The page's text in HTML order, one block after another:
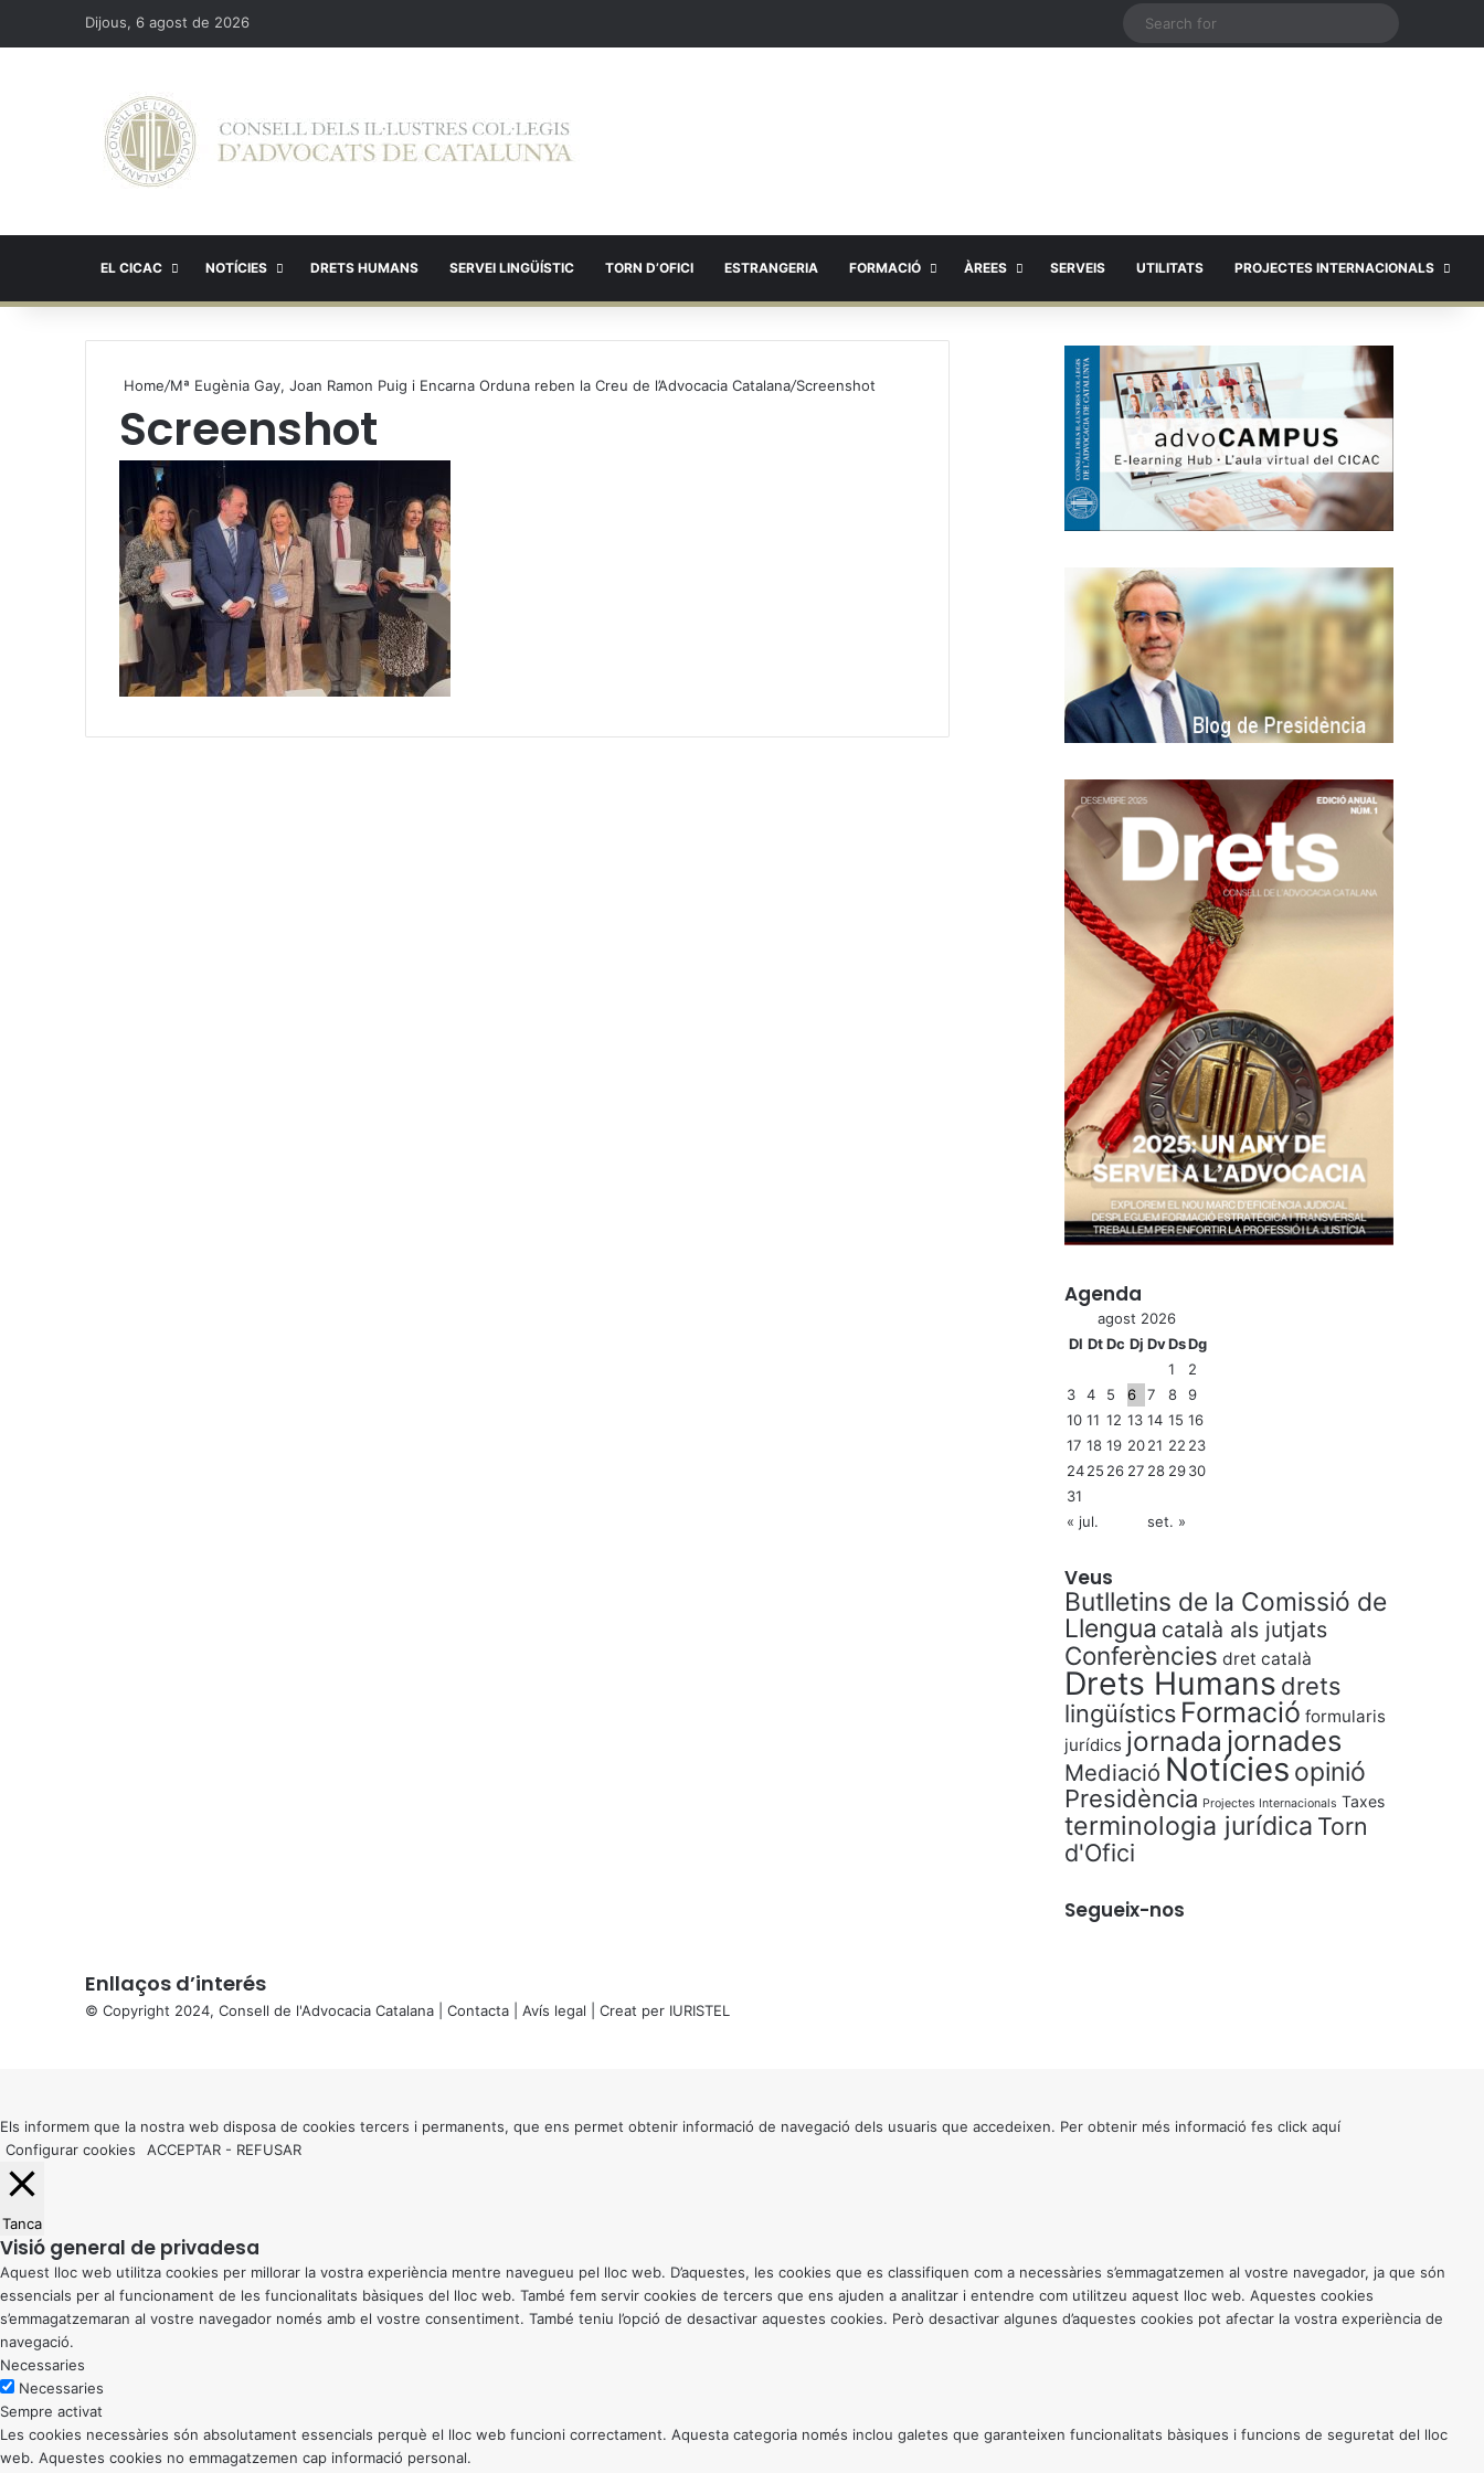
Dijous, 6 agost de 2026
EL CICAC NOTÍCIES DRETS HUMANS SERVEI LINGÜÍSTIC TORN D’OFICI ESTRANGERIA FORMACIÓ ÀREES SERVEIS UTILITATS PROJECTES INTERNACIONALS
Home/Mª Eugènia Gay, Joan Ramon Puig i Encarna Orduna reben la Creu de l’Advocacia Catalana/Screenshot
Screenshot
Agenda
agost 2026
Dl Dt Dc Dj DvDsDg
1
2
3
4 5 6 7 8
9
10 11 12 13 14 15 16
17 18 19 2021 22 23
2425 26 27 28 2930
31
« jul.
set. »
Veus
Butlletins de la Comissió de
Llengua català als jutjats
Conferències dret català
Drets Humans drets
lingüístics Formació formularis
jurídics jornada jornades
Mediació Notícies opinió
Presidència Projectes Internacionals Taxes
terminologia jurídica Torn
d'Ofici
Segueix-nos
Enllaços d’interés
© Copyright 2024, Consell de l'Advocacia Catalana | Contacta Avís legal | Creat per IURISTEL
button
Els informem que la nostra web disposa de cookies tercers i permanents, que ens permet obtenir informació de navegació dels usuaris que accedeixen. Per obtenir més informació fes click aquí
Configurar cookies
ACCEPTAR - REFUSAR
Tanca
Visió general de privadesa
Aquest lloc web utilitza cookies per millorar la vostra experiència mentre navegueu pel lloc web. D’aquestes, les cookies que es classifiquen com a necessàries s’emmagatzemen al vostre navegador, ja que són
essencials per al funcionament de les funcionalitats bàsiques del lloc web. També fem servir cookies de tercers que ens ajuden a analitzar i entendre com utilitzeu aquest lloc web. Aquestes cookies
s’emmagatzemaran al vostre navegador només amb el vostre consentiment. També teniu l’opció de desactivar aquestes cookies. Però desactivar algunes d’aquestes cookies pot afectar la vostra experiència de
navegació.
Necessaries
Necessaries
Sempre activat
Les cookies necessàries són absolutament essencials perquè el lloc web funcioni correctament. Aquesta categoria només inclou galetes que garanteixen funcionalitats bàsiques i funcions de seguretat del lloc
web. Aquestes cookies no emmagatzemen cap informació personal.